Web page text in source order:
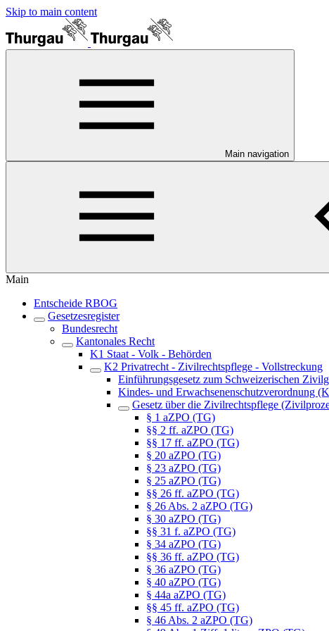
Skip to main content
Main navigation
Main
Entscheide RBOG
Gesetzesregister
Bundesrecht
Kantonales Recht
K1 Staat - Volk - Behörden
K2 Privatrecht - Zivilrechtspflege - Vollstreckung
Einführungsgesetz zum Schweizerischen
Kindes- und Erwachsenenschutzverordnung
Gesetz über die Zivilrechtspflege
§ 1 aZPO (TG)
§§ 2 ff. aZPO (TG)
§§ 17 ff. aZPO (TG)
§ 20 aZPO (TG)
§ 23 aZPO (TG)
§ 25 aZPO (TG)
§§ 26 ff. aZPO (TG)
§ 26 Abs. 2 aZPO (TG)
§ 30 aZPO (TG)
§§ 31 f. aZPO (TG)
§ 34 aZPO (TG)
§§ 36 ff. aZPO (TG)
§ 36 aZPO (TG)
§ 40 aZPO (TG)
§ 44a aZPO (TG)
§§ 45 ff. aZPO (TG)
§ 46 Abs. 2 aZPO (TG)